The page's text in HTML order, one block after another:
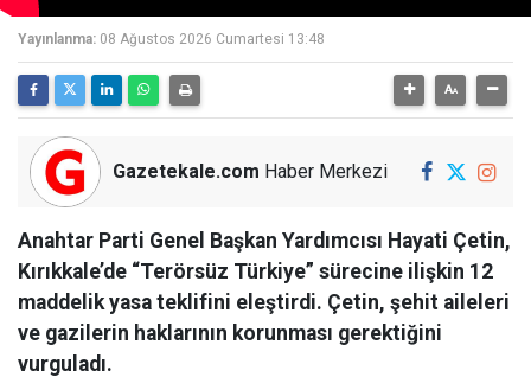
Yayınlanma: 08 Ağustos 2026 Cumartesi 13:48
Gazetekale.com Haber Merkezi
Anahtar Parti Genel Başkan Yardımcısı Hayati Çetin,
Kırıkkale’de “Terörsüz Türkiye” sürecine ilişkin 12
maddelik yasa teklifini eleştirdi. Çetin, şehit aileleri
ve gazilerin haklarının korunması gerektiğini
vurguladı.